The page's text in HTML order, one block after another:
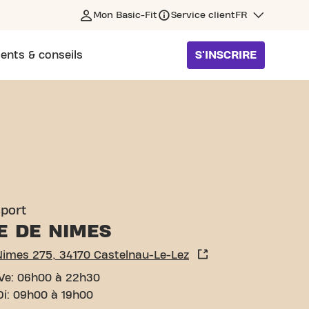
Mon Basic-Fit Service client FR
& conseils S'INSCRIRE
LE-LEZ
DE NIMES
275, 34170 Castelnau-Le-Lez
06h00 à 22h30
09h00 à 19h00